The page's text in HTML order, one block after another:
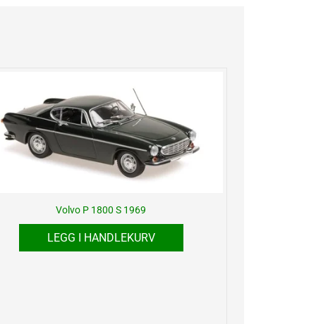
Volvo P 1800 S 1969
LEGG I HANDLEKURV